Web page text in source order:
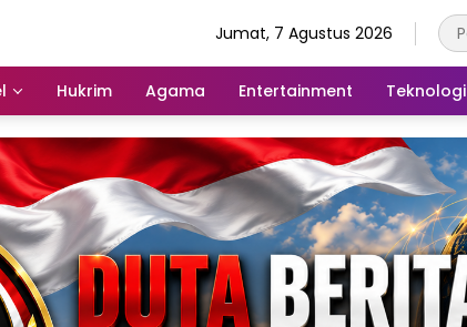
Jumat, 7 Agustus 2026
Hukrim Agama Entertainment Teknologi